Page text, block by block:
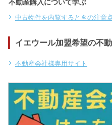
不動産購入について学ぶ
中古物件を内覧するときの注意
イエウール加盟希望の不
不動産会社様専用サイト